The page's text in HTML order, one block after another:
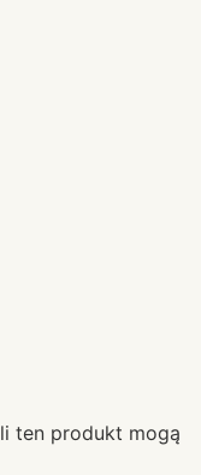
ten produkt mogą